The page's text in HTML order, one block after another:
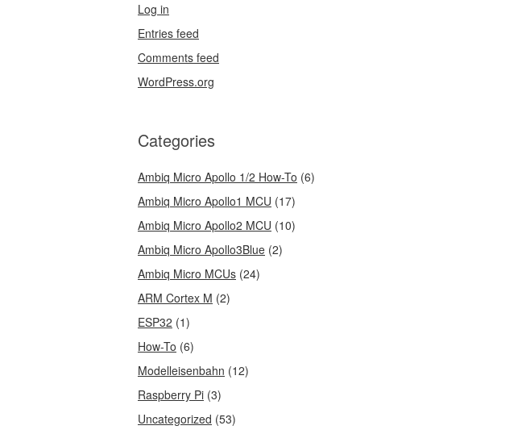
Log in
Entries feed
Comments feed
WordPress.org
Categories
Ambiq Micro Apollo 1/2 How-To (6)
Ambiq Micro Apollo1 MCU (17)
Ambiq Micro Apollo2 MCU (10)
Ambiq Micro Apollo3Blue (2)
Ambiq Micro MCUs (24)
ARM Cortex M (2)
ESP32 (1)
How-To (6)
Modelleisenbahn (12)
Raspberry Pi (3)
Uncategorized (53)